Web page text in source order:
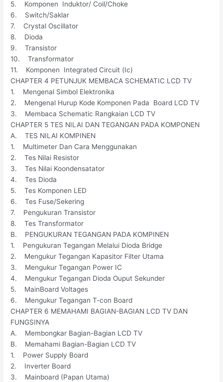
5. Komponen Induktor/ Coil/Choke
6. Switch/Saklar
7. Crystal Oscillator
8. Dioda
9. Transistor
10. Transformator
11. Komponen Integrated Circuit (Ic)
CHAPTER 4 PETUNJUK MEMBACA SCHEMATIC LCD TV
1. Mengenal Simbol Elektronika
2. Mengenal Hurup Kode Komponen Pada Board LCD TV
3. Membaca Schematic Rangkaian LCD TV
CHAPTER 5 TES NILAI DAN TEGANGAN PADA KOMPONEN
A. TES NILAI KOMPINEN
1. Multimeter Dan Cara Menggunakan
2. Tes Nilai Resistor
3. Tes Nilai Koondensatator
4. Tes Dioda
5. Tes Komponen LED
6. Tes Fuse/Sekering
7. Pengukuran Transistor
8. Tes Transformator
B. PENGUKURAN TEGANGAN PADA KOMPINEN
1. Pengukuran Tegangan Melalui Dioda Bridge
2. Mengukur Tegangan Kapasitor Filter Utama
3. Mengukur Tegangan Power IC
4. Mengukur Tegangan Dioda Ouput Sekunder
5. MainBoard Voltages
6. Mengukur Tegangan T-con Board
CHAPTER 6 MEMAHAMI BAGIAN-BAGIAN LCD TV DAN
FUNGSINYA
A. Membongkar Bagian-Bagian LCD TV
B. Memahami Bagian-Bagian LCD TV
1. Power Supply Board
2. Inverter Board
3. Mainboard (Papan Utama)